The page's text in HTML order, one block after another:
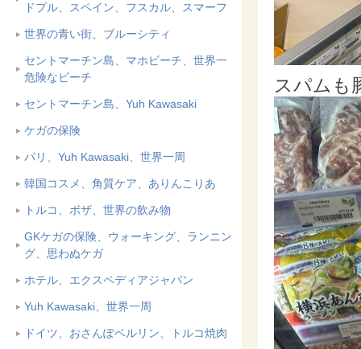
ドプル、スペイン、フスカル、スマーフ
世界の青い街、ブルーシティ
セントマーチン島、マホビーチ、世界一
危険なビーチ
セントマーチン島、Yuh Kawasaki
ケガの保険
パリ、Yuh Kawasaki、世界一周
韓国コスメ、角質ケア、ありんこりあ
トルコ、ボザ、世界の飲み物
GKケガの保険、ウォーキング、ランニン
グ、思わぬケガ
ホテル、エクスペディアジャパン
Yuh Kawasaki、世界一周
ドイツ、おさんぽベルリン、トルコ焼肉
スパムも